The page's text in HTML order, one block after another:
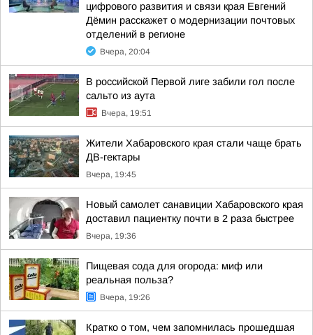
цифрового развития и связи края Евгений
Дёмин расскажет о модернизации почтовых
отделений в регионе
Вчера, 20:04
В российской Первой лиге забили гол после
сальто из аута
Вчера, 19:51
Жители Хабаровского края стали чаще брать
ДВ-гектары
Вчера, 19:45
Новый самолет санавиции Хабаровского края
доставил пациентку почти в 2 раза быстрее
Вчера, 19:36
Пищевая сода для огорода: миф или
реальная польза?
Вчера, 19:26
Кратко о том, чем запомнилась прошедшая